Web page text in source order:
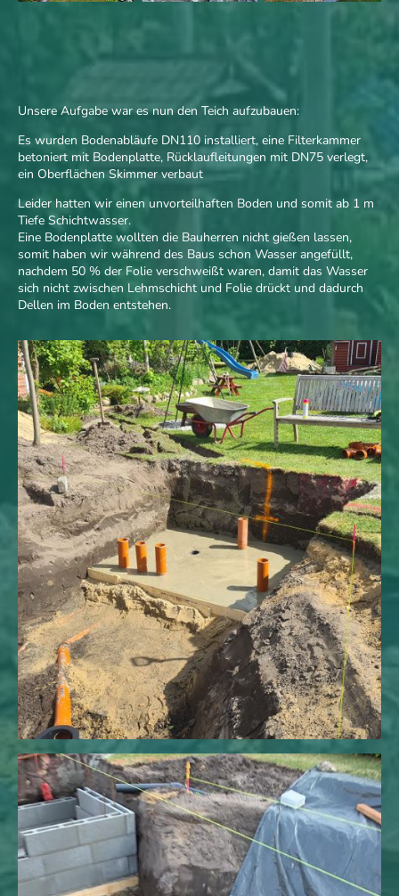
Unsere Aufgabe war es nun den Teich aufzubauen:
Es wurden Bodenabläufe DN110 installiert, eine Filterkammer
betoniert mit Bodenplatte, Rücklaufleitungen mit DN75 verlegt,
ein Oberflächen Skimmer verbaut
Leider hatten wir einen unvorteilhaften Boden und somit ab 1 m
Tiefe Schichtwasser.
Eine Bodenplatte wollten die Bauherren nicht gießen lassen,
somit haben wir während des Baus schon Wasser angefüllt,
nachdem 50 % der Folie verschweißt waren, damit das Wasser
sich nicht zwischen Lehmschicht und Folie drückt und dadurch
Dellen im Boden entstehen.